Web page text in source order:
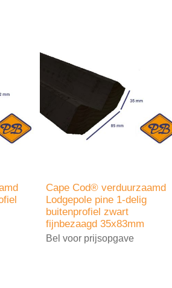
Cape Cod® verduurzaamd
Lodgepole pine 1-delig
buitenprofiel zwart
fijnbezaagd 35x83mm
Bel voor prijsopgave